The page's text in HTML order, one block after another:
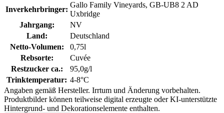
Inverkehrbringer:
Gallo Family Vineyards, GB-UB8 2 AD
Uxbridge
Jahrgang:
NV
Land:
Deutschland
Netto-Volumen:
0,75l
Rebsorte:
Cuvée
Restzucker ca.:
95,0g/l
Trinktemperatur: 4-8°C
Angaben gemäß Hersteller. Irrtum und Änderung vorbehalten.
Produktbilder können teilweise digital erzeugte oder KI-unterstützte
Hintergrund- und Dekorationselemente enthalten.